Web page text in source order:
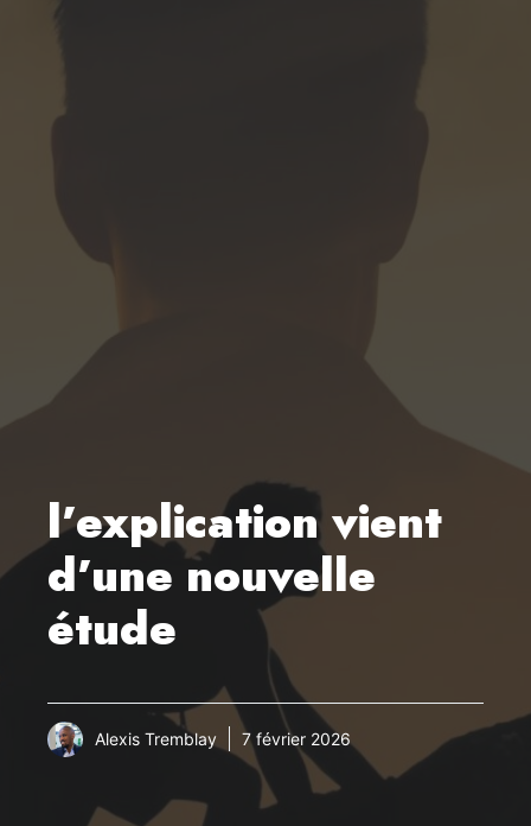
l’explication vient
d’une nouvelle
étude
Alexis Tremblay 7 février 2026